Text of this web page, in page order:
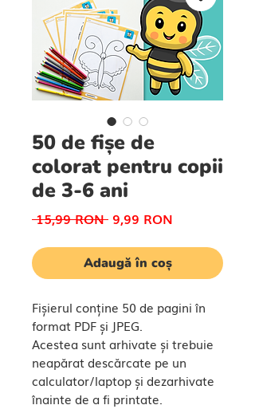
50 de fișe de
colorat pentru copii
de 3-6 ani
15,99 RON Preț
9,99 RON
Adaugă în coș
Fișierul conține 50 de pagini în
format PDF și JPEG.
Acestea sunt arhivate și trebuie
neapărat descărcate pe un
calculator/laptop și dezarhivate
înainte de a fi printate.